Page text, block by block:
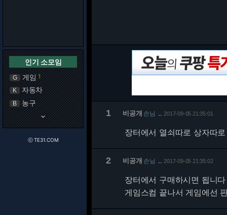
인기 소모임
G 게임 1
K 자동차
B 농구
keyboard_arrow_down
ⓒ TE31.COM
1 비공개 손님 2017-09-05 21:35:01
장터에서 열쇠따로 상자따
2 비공개 손님 2017-09-05 21:35:02
장터에서 구매하시면 됩니다
게임스컴 끝나서 게임에선